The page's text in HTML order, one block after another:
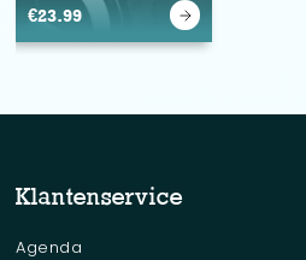
€23.99
Klantenservice
Agenda